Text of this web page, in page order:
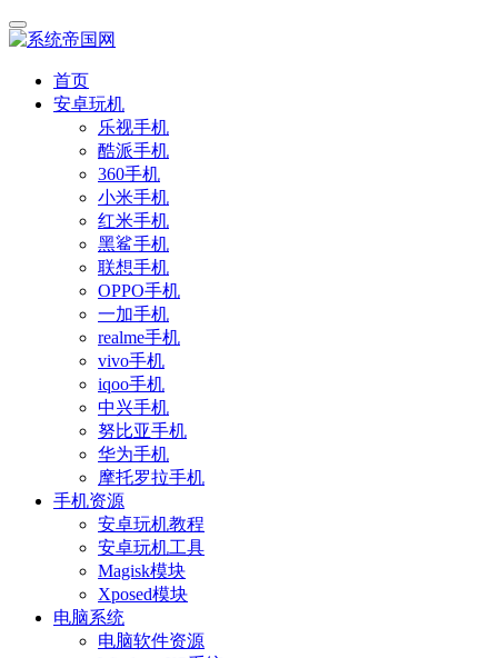
首页
安卓玩机
乐视手机
酷派手机
360手机
小米手机
红米手机
黑鲨手机
联想手机
OPPO手机
一加手机
realme手机
vivo手机
iqoo手机
中兴手机
努比亚手机
华为手机
摩托罗拉手机
手机资源
安卓玩机教程
安卓玩机工具
Magisk模块
Xposed模块
电脑系统
电脑软件资源